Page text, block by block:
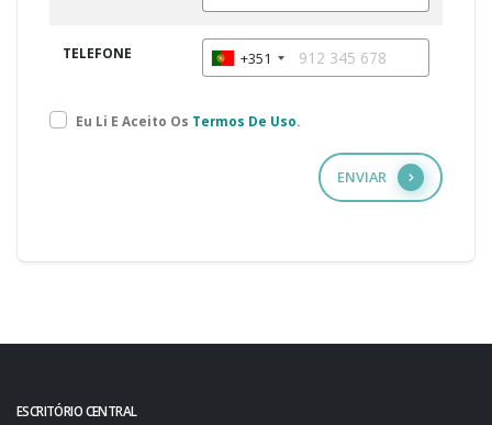
TELEFONE +351
Eu Li E Aceito Os Termos De Uso.
ENVIAR
ESCRITÓRIO CENTRAL